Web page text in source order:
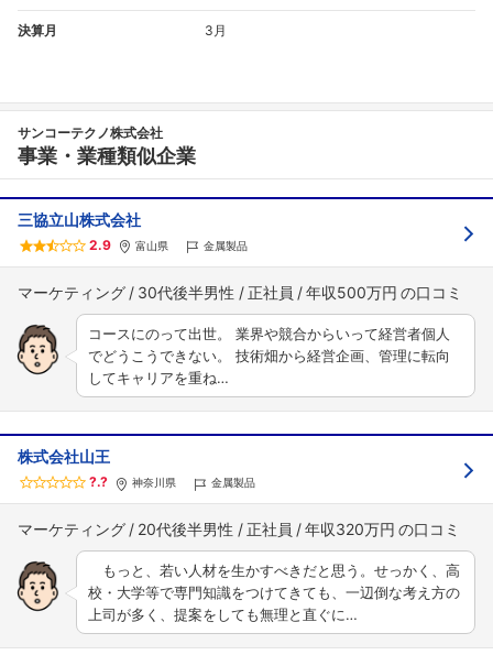
決算月 3月
サンコーテクノ株式会社
事業・業種類似企業
三協立山株式会社
2.9 富山県 金属製品
マーケティング 30代後半男性 正社員 年収500万円
コースにのって出世。 業界や競合からいって経営者個人
でどうこうできない。 技術畑から経営企画、管理に転向
してキャリアを重ね…
株式会社山王
?.? 神奈川県 金属製品
マーケティング 20代後半男性 正社員 年収320万円
もっと、若い人材を生かすべきだと思う。せっかく、高
校・大学等で専門知識をつけてきても、一辺倒な考え方の
上司が多く、提案をしても無理と直ぐに…